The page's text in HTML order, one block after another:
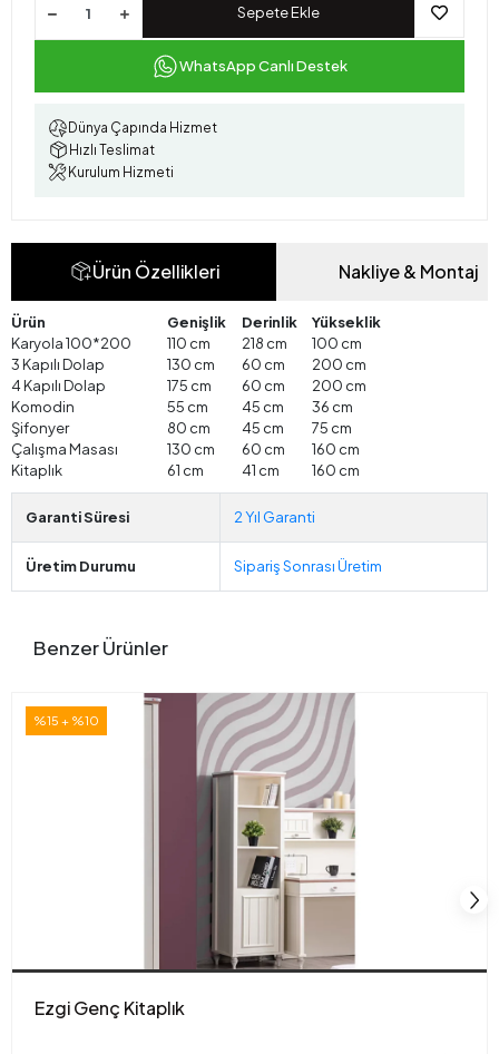
Sepete Ekle
WhatsApp Canlı Destek
Dünya Çapında Hizmet
Hızlı Teslimat
Kurulum Hizmeti
Ürün Özellikleri Nakliye & Montaj
Ürün Genişlik Derinlik
Yükseklik
Karyola 100*200
110 cm 218 cm
100 cm
3 Kapılı Dolap
130 cm 60 cm
200 cm
4 Kapılı Dolap
175 cm 60 cm
200 cm
Komodin
55 cm 45 cm
36 cm
Şifonyer
80 cm 45 cm
75 cm
Çalışma Masası
130 cm 60 cm
160 cm
Kitaplık
61 cm 41 cm 160 cm
Garanti Süresi 2 Yıl Garanti
Üretim Durumu Sipariş Sonrası Üretim
Benzer Ürünler
%15 + %10
Ezgi Genç Kitaplık